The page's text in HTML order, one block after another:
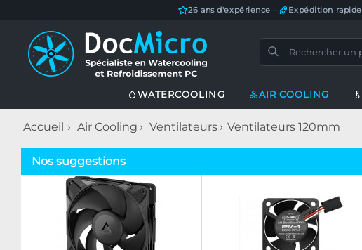
26 ans d'expérience Expédition rapide
WATERCOOLING AIR COOLING
Accueil Air Cooling Ventilateurs Ventilateurs 120mm
Nos suggestions